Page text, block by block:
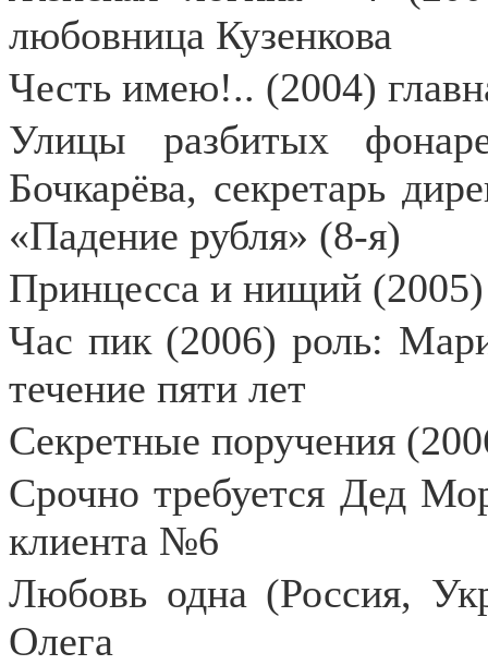
любовница Кузенкова
Честь имею!.. (2004)
Улицы разбитых
Бочкарёва, секретарь
«Падение рубля» (8-я)
Принцесса и нищий (2005)
Час пик (2006) роль:
течение пяти лет
Секретные поручения
Срочно требуется Дед
клиента №6
Любовь одна (Россия,
Олега